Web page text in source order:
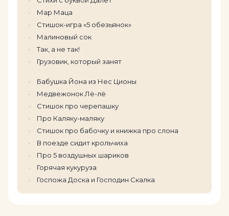
Мар Маца
Стишок-игра «5 обезьянок»
Малиновый сок
Так, а не так!
Грузовик, который занят
Бабушка Йона из Нес Ционы
Медвежонок Лё-лё
Стишок про черепашку
Про Каляку-маляку
Стишок про бабочку и книжка про слона
В поезде сидит крольчиха
Про 5 воздушных шариков
Горячая кукуруза
Госпожа Доска и Господин Скалка